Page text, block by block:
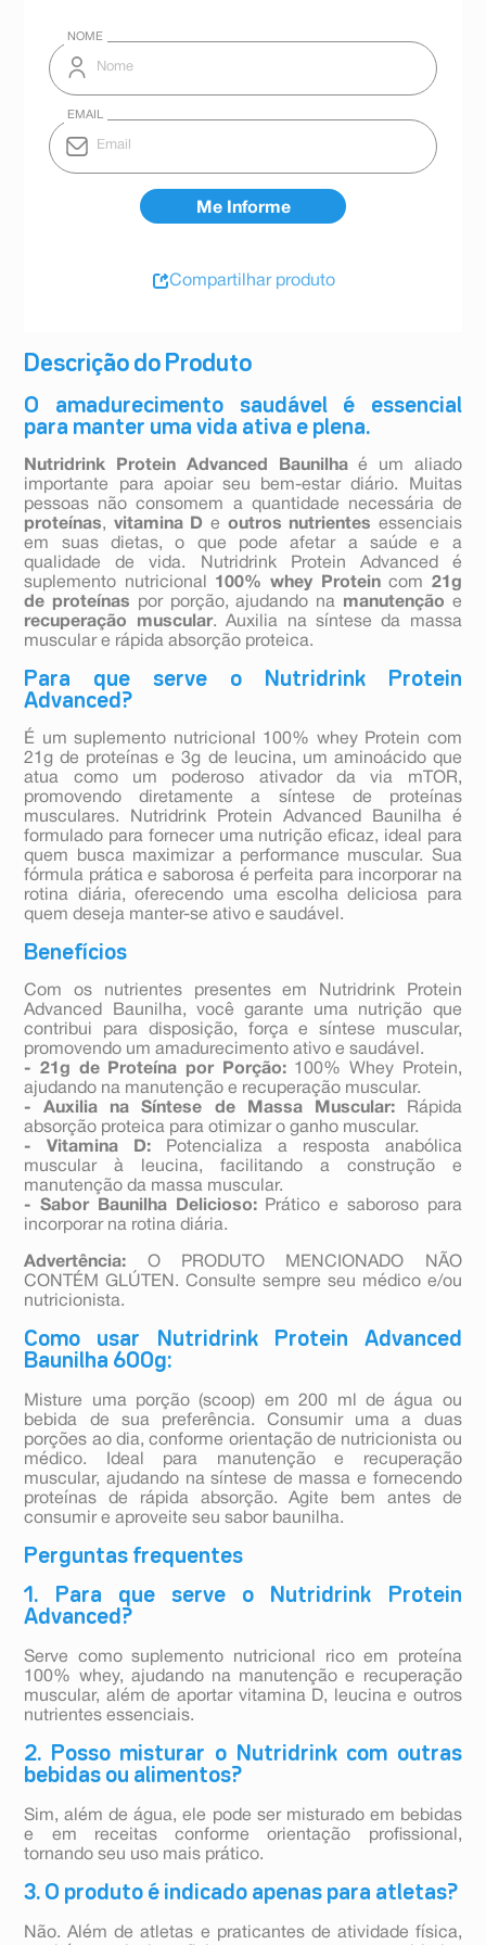
Descrição do Produto
O amadurecimento saudável é essencial
para manter uma vida ativa e plena.
Nutridrink Protein Advanced Baunilhaé um aliado
importante para apoiar seu bem-estar diário. Muitas
pessoas não consomem a quantidade necessária de
proteínas, vitamina D e outros nutrientes essenciais
em suas dietas, o que pode afetar a saúde e a
qualidade de vida. Nutridrink Protein Advanced é
suplemento nutricional 100% whey Proteincom 21g
de proteínas por porção, ajudando na manutenção e
recuperação muscular. Auxilia na síntese da massa
muscular e rápida absorção proteica.
Para que serve o Nutridrink Protein
Advanced?
É um suplemento nutricional 100% whey Protein com
21g de proteínas e 3g de leucina, um aminoácido que
atua como um poderoso ativador da via mTOR,
promovendo diretamente a síntese de proteínas
musculares. Nutridrink Protein Advanced Baunilha é
formulado para fornecer uma nutrição eficaz, ideal para
quem busca maximizar a performance muscular. Sua
fórmula prática e saborosa é perfeita para incorporar na
rotina diária, oferecendo uma escolha deliciosa para
quem deseja manter-se ativo e saudável.
Benefícios
Com os nutrientes presentes em Nutridrink Protein
Advanced Baunilha, você garante uma nutrição que
contribui para disposição, força e síntese muscular,
promovendo um amadurecimento ativo e saudável.
- 21g de Proteína por Porção:100% Whey Protein,
ajudando na manutenção e recuperação muscular.
- Auxilia na Síntese de Massa Muscular:Rápida
absorção proteica para otimizar o ganho muscular.
- Vitamina D: Potencializa a resposta anabólica
muscular à leucina, facilitando a construção e
manutenção da massa muscular.
- Sabor Baunilha Delicioso:Prático e saboroso para
incorporar na rotina diária.
Advertência: O PRODUTO MENCIONADO NÃO
CONTÉM GLÚTEN. Consulte sempre seu médico e/ou
nutricionista.
Como usar Nutridrink Protein Advanced
Baunilha 600g:
Misture uma porção (scoop) em 200 ml de água ou
bebida de sua preferência. Consumir uma a duas
porções ao dia, conforme orientação de nutricionista ou
médico. Ideal para manutenção e recuperação
muscular, ajudando na síntese de massa e fornecendo
proteínas de rápida absorção. Agite bem antes de
consumir e aproveite seu sabor baunilha.
Perguntas frequentes
1. Para que serve o Nutridrink Protein
Advanced?
Serve como suplemento nutricional rico em proteína
100% whey, ajudando na manutenção e recuperação
muscular, além de aportar vitamina D, leucina e outros
nutrientes essenciais.
2. Posso misturar o Nutridrink com outras
bebidas ou alimentos?
Sim, além de água, ele pode ser misturado em bebidas
e em receitas conforme orientação profissional,
tornando seu uso mais prático.
3. O produto é indicado apenas para atletas?
Não. Além de atletas e praticantes de atividade física,
Compartilhar produto